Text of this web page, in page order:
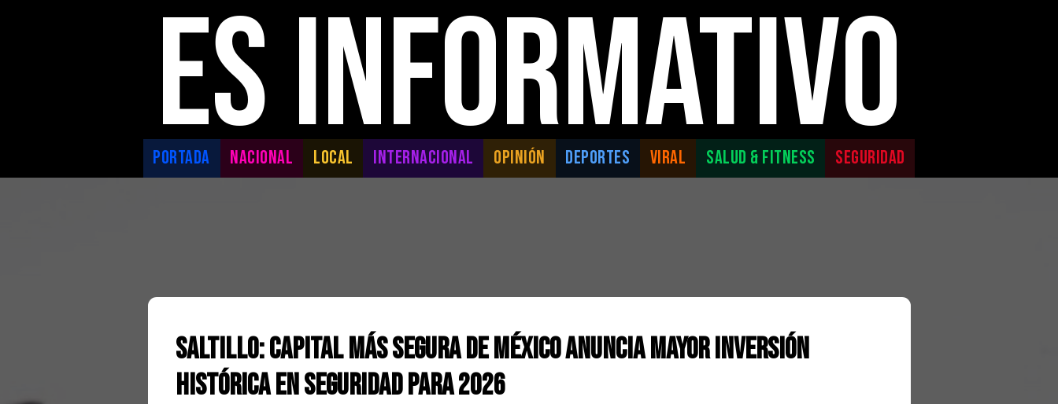
ES INFORMATIVO
PORTADA NACIONAL LOCAL INTERNACIONAL OPINIÓN DEPORTES VIRAL SALUD & FITNESS SEGURIDAD
Saltillo: Capital Más Segura de México Anuncia Mayor Inversión
Histórica en Seguridad para 2026